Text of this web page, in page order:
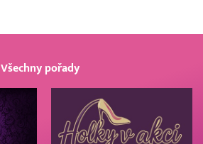
Všechny pořady